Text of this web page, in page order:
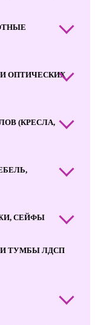
ОПТИЧЕСКИХ
(КРЕСЛА,
СЕЙФЫ
ТУМБЫ ЛДСП